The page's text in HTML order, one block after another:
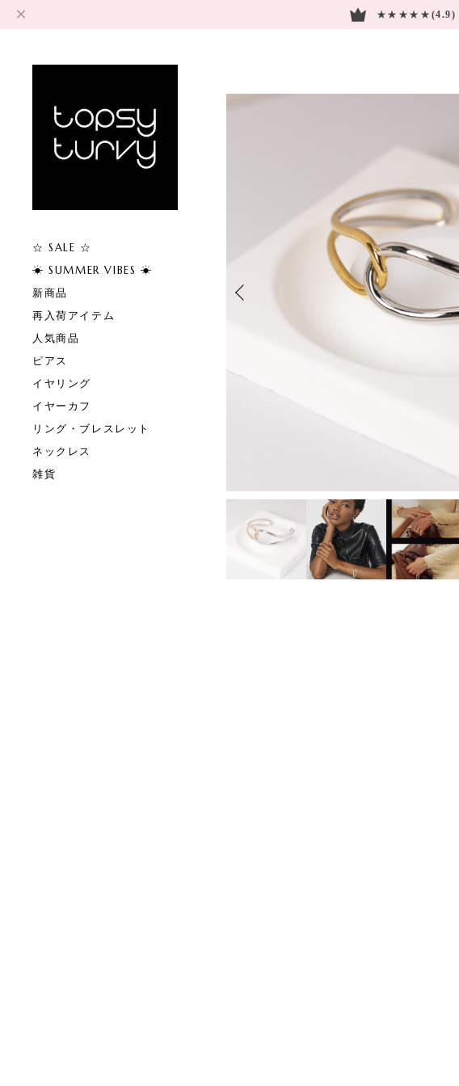
★★★★★ (4.9)
☆ SALE ☆
☀︎ SUMMER VIBES ☀︎
新商品
再入荷アイテム
人気商品
ピアス
イヤリング
イヤーカフ
リング・ブレスレット
ネックレス
雑貨